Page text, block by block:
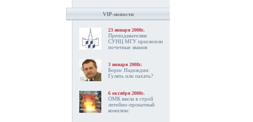
VIP-новости
23 января 2008г.
Преподавателям
СУНЦ МГУ присвоили
почетные звания
3 января 2008г.
Борис Надеждин:
Гулять или пахать?
6 октября 2008г.
ОМК ввела в строй
литейно-прокатный
комплекс